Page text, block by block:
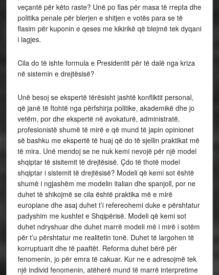
veçantë për këto raste? Unë po flas për masa të rrepta dhe
politika penale për blerjen e shitjen e votës para se të
flasim për kuponin e qeses me kikirikë që blejmë tek dyqani
i lagjes.
Cila do të ishte formula e Presidentit për të dalë nga kriza
në sistemin e drejtësisë?
Unë besoj se ekspertë tërësisht jashtë konfliktit personal,
që janë të ftohtë nga përfshirja politike, akademikë dhe jo
vetëm, por dhe ekspertë në avokaturë, administratë,
profesionistë shumë të mirë e që mund të japin opinionet
së bashku me ekspertë të huaj që do të sjellin praktikat më
të mira. Unë mendoj se ne nuk kemi nevojë për një model
shqiptar të sisitemit të drejtësisë. Çdo të thotë model
shqiptar i sistemit të drejtësisë? Modeli që kemi sot është
shumë i ngjashëm me modelin italian dhe spanjoll, por ne
duhet të shikojmë se cila është praktika më e mirë
europiane dhe asaj duhet t’i refereohemi duke e përshtatur
padyshim me kushtet e Shqipërisë. Modeli që kemi sot
duhet ndryshuar dhe duhet marrë modeli më i mirë i sotëm
për t’u përshtatur me realitetin tonë. Duhet të largohen të
korruptuarit dhe të paaftët. Reforma duhet bërë për
fenomenin, jo për emra të cakuar. Kur ne e adresojmë tek
një individ fenomenin, atëherë mund të marrë interpretime